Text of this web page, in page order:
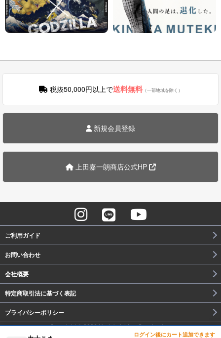
税抜50,000円以上で送料無料（一部地域を除く）
新規会員登録
上田嘉一朗商店公式HP
ご利用ガイド
お問い合わせ
会社概要
特定商取引法に基づく表記
プライバシーポリシー
Copyright © 2026 UedakaichirouSyouten Inc.
ログイン後にカート追加できます